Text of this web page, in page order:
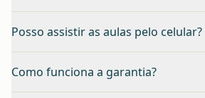
Posso assistir as aulas pelo celular?
Como funciona a garantia?